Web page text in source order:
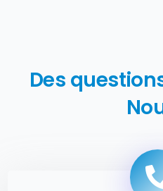
Des